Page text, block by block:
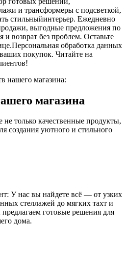
и трансформеры с подсветкой,
стильныйинтерьер. Ежедневно
выгодные предложения по
и возврат без проблем. Оставьте
обработка данных
покупок. Читайте на
нашего магазина:
магазина
только качественные продукты,
создания уютного и стильного
У нас вы найдете всё — от узких
стеллажей до мягких тахт и
готовые решения для
дома.